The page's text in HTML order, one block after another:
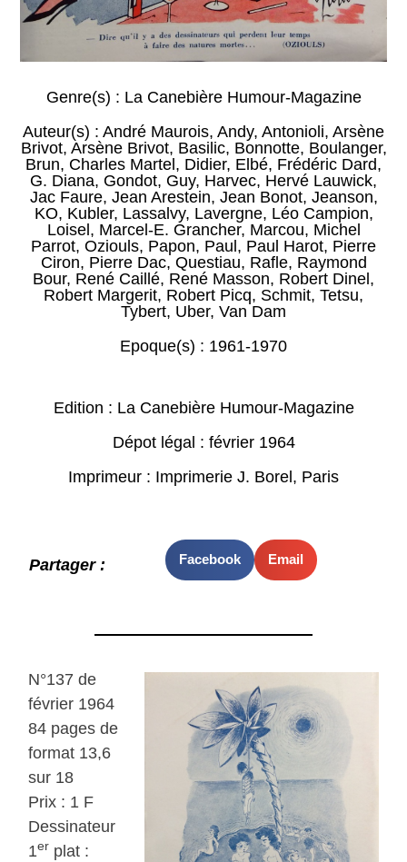
Genre(s) : La Canebière Humour-Magazine
Auteur(s) : André Maurois, Andy, Antonioli, Arsène
Brivot, Arsène Brivot, Basilic, Bonnotte, Boulanger,
Brun, Charles Martel, Didier, Elbé, Frédéric Dard,
G. Diana, Gondot, Guy, Harvec, Hervé Lauwick,
Jac Faure, Jean Arestein, Jean Bonot, Jeanson,
KO, Kubler, Lassalvy, Lavergne, Léo Campion,
Loisel, Marcel-E. Grancher, Marcou, Michel
Parrot, Oziouls, Papon, Paul, Paul Harot, Pierre
Ciron, Pierre Dac, Questiau, Rafle, Raymond
Bour, René Caillé, René Masson, Robert Dinel,
Robert Margerit, Robert Picq, Schmit, Tetsu,
Tybert, Uber, Van Dam
Epoque(s) : 1961-1970
Edition : La Canebière Humour-Magazine
Dépot légal : février 1964
Imprimeur : Imprimerie J. Borel, Paris
Partager : Facebook Email
N°137 de
février 1964
84 pages de
format 13,6
sur 18
Prix : 1 F
Dessinateur
1er plat :